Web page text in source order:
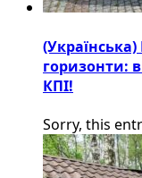
горизонти:
КПІ!
Sorry, this